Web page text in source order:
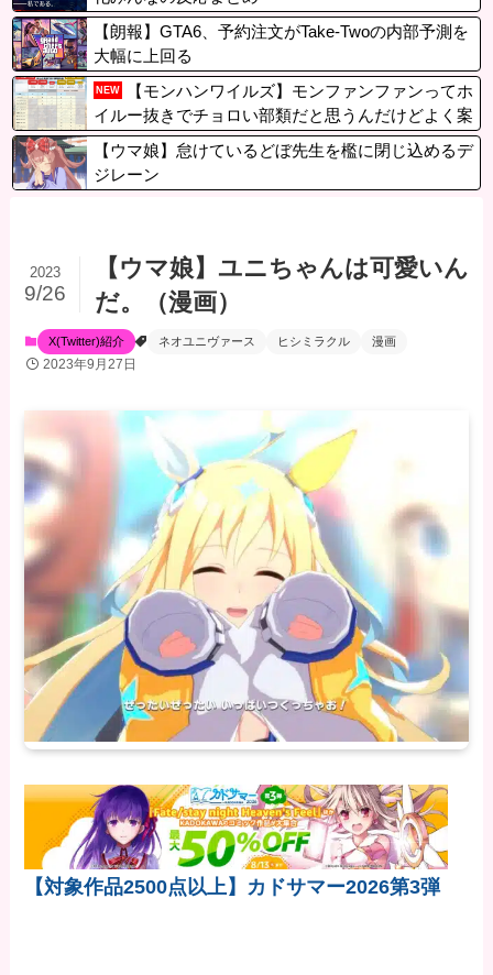
【朗報】GTA6、予約注文がTake-Twoの内部予測を
大幅に上回る
NEW
【モンハンワイルズ】モンファンファンってホ
イルー抜きでチョロい部類だと思うんだけどよく案
山子でも務まるようなポジションでここまで忌み嫌
われる存在になれるもんだな
【ウマ娘】怠けているどぼ先生を檻に閉じ込めるデ
ジレーン
【ウマ娘】ユニちゃんは可愛いん
だ。（漫画）
2023
9/26
X(Twitter)紹介 ネオユニヴァース ヒシミラクル 漫画
2023年9月27日
【対象作品2500点以上】カドサマー2026第3弾